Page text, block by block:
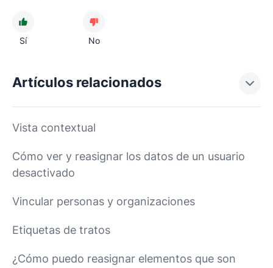
Sí No
Artículos relacionados
Vista contextual
Cómo ver y reasignar los datos de un usuario
desactivado
Vincular personas y organizaciones
Etiquetas de tratos
¿Cómo puedo reasignar elementos que son